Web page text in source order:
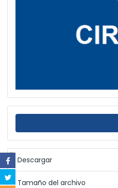
Descargar
Tamaño del archivo